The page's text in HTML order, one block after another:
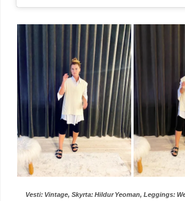
Vesti: Vintage, Skyrta: Hildur Yeoman, Leggings: